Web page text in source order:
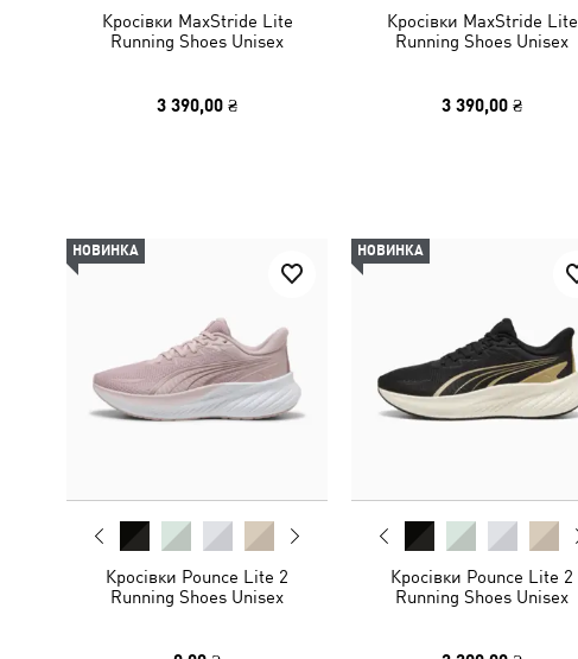
Кросівки MaxStride Lite
Running Shoes Unisex
3 390,00 ₴
Кросівки MaxStride Lite
Running Shoes Unisex
3 390,00 ₴
НОВИНКА
Кросівки Pounce Lite 2
Running Shoes Unisex
НОВИНКА
Кросівки Pounce Lite 2
Running Shoes Unisex